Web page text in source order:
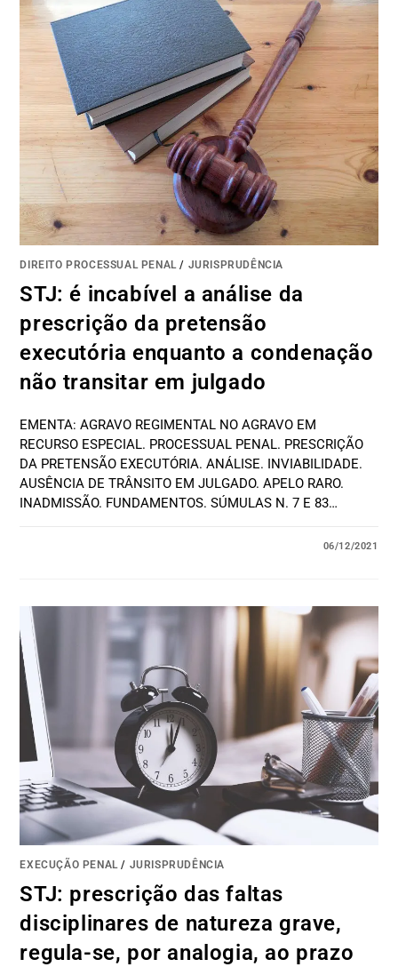
DIREITO PROCESSUAL PENAL/ JURISPRUDÊNCIA
STJ: é incabível a análise da
prescrição da pretensão
executória enquanto a condenação
não transitar em julgado
EMENTA: AGRAVO REGIMENTAL NO AGRAVO EM
RECURSO ESPECIAL. PROCESSUAL PENAL. PRESCRIÇÃO
DA PRETENSÃO EXECUTÓRIA. ANÁLISE. INVIABILIDADE.
AUSÊNCIA DE TRÂNSITO EM JULGADO. APELO RARO.
INADMISSÃO. FUNDAMENTOS. SÚMULAS N. 7 E 83…
06/12/2021
EXECUÇÃO PENAL / JURISPRUDÊNCIA
STJ: prescrição das faltas
disciplinares de natureza grave,
regula-se, por analogia, ao prazo